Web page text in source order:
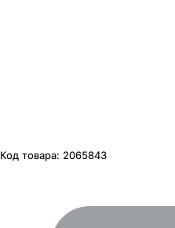
Код товара: 2065843